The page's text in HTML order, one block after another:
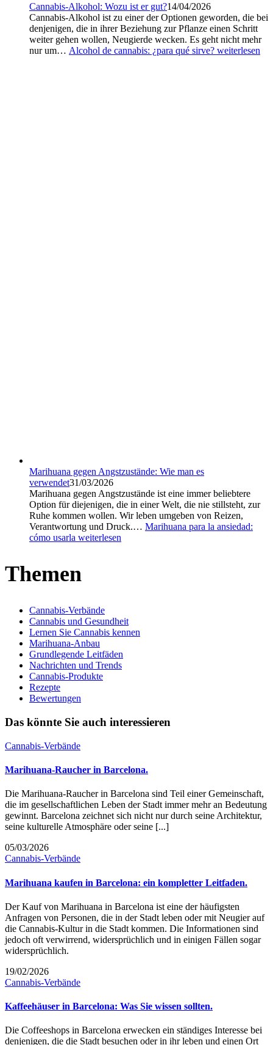
Cannabis-Alkohol: Wozu ist er gut?14/04/2026
Cannabis-Alkohol ist zu einer der Optionen geworden, die bei
denjenigen, die in ihrer Beziehung zur Pflanze einen Schritt
weiter gehen wollen, Neugierde wecken. Es geht nicht mehr
nur um… Alcohol de cannabis: ¿para qué sirve? weiterlesen
Marihuana gegen Angstzustände: Wie man es
verwendet31/03/2026
Marihuana gegen Angstzustände ist eine immer beliebtere
Option für diejenigen, die in einer Welt, die nie stillsteht, zur
Ruhe kommen wollen. Wir leben umgeben von Reizen,
Verantwortung und Druck.… Marihuana para la ansiedad:
cómo usarla weiterlesen
Themen
Cannabis-Verbände
Cannabis und Gesundheit
Lernen Sie Cannabis kennen
Marihuana-Anbau
Grundlegende Leitfäden
Nachrichten und Trends
Cannabis-Produkte
Rezepte
Bewertungen
Das könnte Sie auch interessieren
Cannabis-Verbände
Marihuana-Raucher in Barcelona.
Die Marihuana-Raucher in Barcelona sind Teil einer Gemeinschaft,
die im gesellschaftlichen Leben der Stadt immer mehr an Bedeutung
gewinnt. Barcelona zeichnet sich nicht nur durch seine Architektur,
seine kulturelle Atmosphäre oder seine [...]
05/03/2026
Cannabis-Verbände
Marihuana kaufen in Barcelona: ein kompletter Leitfaden.
Der Kauf von Marihuana in Barcelona ist eine der häufigsten
Anfragen von Personen, die in der Stadt leben oder mit Neugier auf
die Cannabis-Kultur in die Stadt kommen. Die Informationen sind
jedoch oft verwirrend, widersprüchlich und in einigen Fällen sogar
widersprüchlich.
19/02/2026
Cannabis-Verbände
Kaffeehäuser in Barcelona: Was Sie wissen sollten.
Die Coffeeshops in Barcelona erwecken ein ständiges Interesse bei
denjenigen, die die Stadt besuchen oder in ihr leben und einen Ort